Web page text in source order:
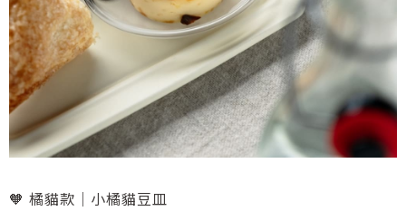
🧡 橘貓款｜小橘貓豆皿